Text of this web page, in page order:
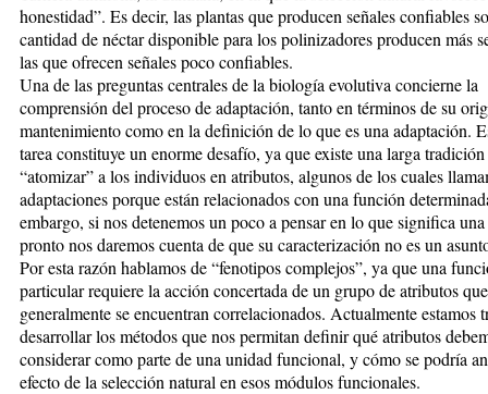
honestidad”. Es decir, las plantas que producen señales confiables
cantidad de néctar disponible para los polinizadores producen más
las que ofrecen señales poco confiables.
Una de las preguntas centrales de la biología evolutiva concierne la
comprensión del proceso de adaptación, tanto en términos de su
mantenimiento como en la definición de lo que es una adaptación.
tarea constituye un enorme desafío, ya que existe una larga
“atomizar” a los individuos en atributos, algunos de los cuales
adaptaciones porque están relacionados con una función
embargo, si nos detenemos un poco a pensar en lo que significa
pronto nos daremos cuenta de que su caracterización no es un
Por esta razón hablamos de “fenotipos complejos”, ya que una
particular requiere la acción concertada de un grupo de atributos que
generalmente se encuentran correlacionados. Actualmente estamos
desarrollar los métodos que nos permitan definir qué atributos
considerar como parte de una unidad funcional, y cómo se podría
efecto de la selección natural en esos módulos funcionales.